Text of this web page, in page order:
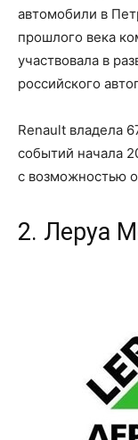
автомобили в
прошлого века
участвовала в
российского
Renault владела
событий начала
с возможностью
2. Леруа